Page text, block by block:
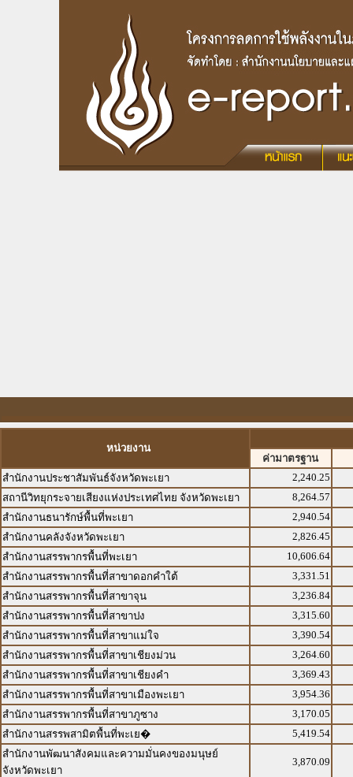
หน่วยงาน
ค่ามาตรฐาน
สำนักงานประชาสัมพันธ์จังหวัดพะเยา
2,240.25
สถานีวิทยุกระจายเสียงแห่งประเทศไทย จังหวัดพะเยา
8,264.57
สำนักงานธนารักษ์พื้นที่พะเยา
2,940.54
สำนักงานคลังจังหวัดพะเยา
2,826.45
สำนักงานสรรพากรพื้นที่พะเยา
10,606.64
สำนักงานสรรพากรพื้นที่สาขาดอกคำใต้
3,331.51
สำนักงานสรรพากรพื้นที่สาขาจุน
3,236.84
สำนักงานสรรพากรพื้นที่สาขาปง
3,315.60
สำนักงานสรรพากรพื้นที่สาขาแม่ใจ
3,390.54
สำนักงานสรรพากรพื้นที่สาขาเชียงม่วน
3,264.60
สำนักงานสรรพากรพื้นที่สาขาเชียงคำ
3,369.43
สำนักงานสรรพากรพื้นที่สาขาเมืองพะเยา
3,954.36
สำนักงานสรรพากรพื้นที่สาขาภูซาง
3,170.05
สำนักงานสรรพสามิตพื้นที่พะเย�
5,419.54
สำนักงานพัฒนาสังคมและความมั่นคงของมนุษย์
จังหวัดพะเยา
3,870.09